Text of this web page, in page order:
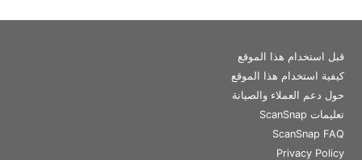
قبل استخدام هذا الموقع
كيفية استخدام هذا الموقع
حول دعم العملاء والصيانة
تعليمات ScanSnap
ScanSnap FAQ
Privacy Policy